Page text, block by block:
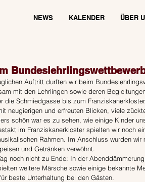
NEWS KALENDER ÜBER
Auftritt durften wir beim
mit den Lehrlingen sowie deren
die Schmiedgasse bis zum
neugierigen und erfreuten Blicken, viele
schön war es zu sehen, wie einige Kinder
im Franziskanerkloster spielten wir noch
Rahmen. Im Anschluss wurden wir
und Getränken verwöhnt.
noch nicht zu Ende: In der
weitere Märsche sowie einige bekannte
beste Unterhaltung bei den Gästen.